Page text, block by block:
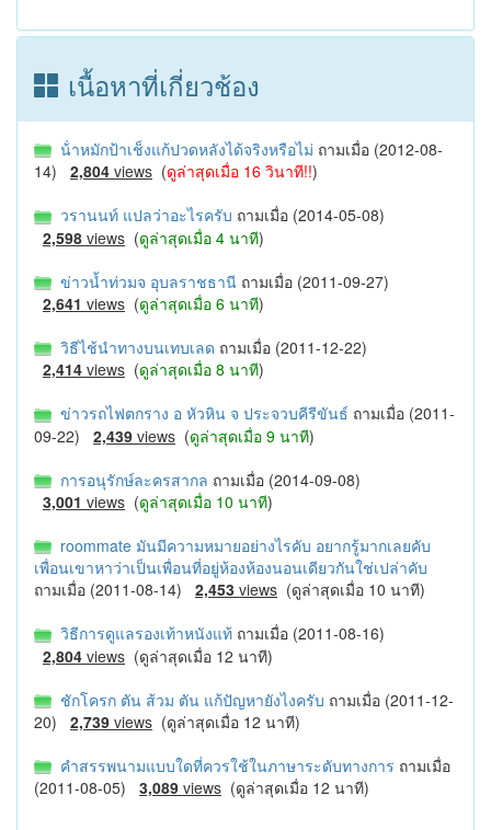
เนื้อหาที่เกี่ยวช้อง
น้ําหมักป้าเช็งแก้ปวดหลังได้จริงหรือไม่ ถามเมื่อ (2012-08-
14) 2,804 views (ดูล่าสุดเมื่อ 16 วินาที!!)
วรานนท์ แปลว่าอะไรครับ ถามเมื่อ (2014-05-08)
2,598 views (ดูล่าสุดเมื่อ 4 นาที)
ข่าวน้ำท่วมจ อุบลราชธานี ถามเมื่อ (2011-09-27)
2,641 views (ดูล่าสุดเมื่อ 6 นาที)
วิธีไช้นำทางบนเทบเลด ถามเมื่อ (2011-12-22)
2,414 views (ดูล่าสุดเมื่อ 8 นาที)
ข่าวรถไฟตกราง อ หัวหิน จ ประจวบคีรีขันธ์ ถามเมื่อ (2011-
09-22) 2,439 views (ดูล่าสุดเมื่อ 9 นาที)
การอนุรักษ์ละครสากล ถามเมื่อ (2014-09-08)
3,001 views (ดูล่าสุดเมื่อ 10 นาที)
roommate มันมีความหมายอย่างไรคับ อยากรู้มากเลยคับ
เพื่อนเขาหาว่าเป็นเพื่อนที่อยู่ห้องห้องนอนเดียวกันใช่เปล่าคับ
ถามเมื่อ (2011-08-14) 2,453 views (ดูล่าสุดเมื่อ 10 นาที)
วิธีการดูแลรองเท้าหนังแท้ ถามเมื่อ (2011-08-16)
2,804 views (ดูล่าสุดเมื่อ 12 นาที)
ชักโครก ตัน ส้วม ตัน แก้ปัญหายังไงครับ ถามเมื่อ (2011-12-
20) 2,739 views (ดูล่าสุดเมื่อ 12 นาที)
คำสรรพนามแบบใดที่ควรใช้ในภาษาระดับทางการ ถามเมื่อ
(2011-08-05) 3,089 views (ดูล่าสุดเมื่อ 12 นาที)